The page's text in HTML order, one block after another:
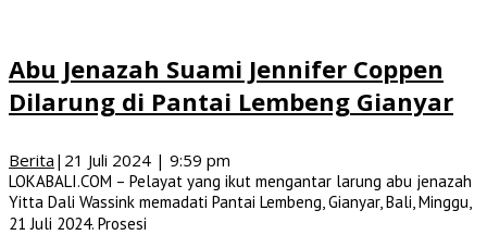
Abu Jenazah Suami Jennifer Coppen
Dilarung di Pantai Lembeng Gianyar
Berita | 21 Juli 2024 | 9:59 pm
LOKABALI.COM – Pelayat yang ikut mengantar larung abu jenazah
Yitta Dali Wassink memadati Pantai Lembeng, Gianyar, Bali, Minggu,
21 Juli 2024. Prosesi